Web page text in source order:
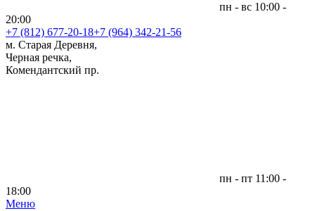
пн - вс 10:00 -
20:00
+7 (812) 677-20-18+7 (964) 342-21-56
м. Старая Деревня,
Черная речка,
Комендантский пр.
пн - пт 11:00 -
18:00
Меню|